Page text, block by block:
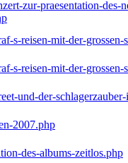
zur-praesentation-
s-reisen-mit-der-
s-reisen-mit-der-
und-der-
2007.php
des-albums-zeitlos.php